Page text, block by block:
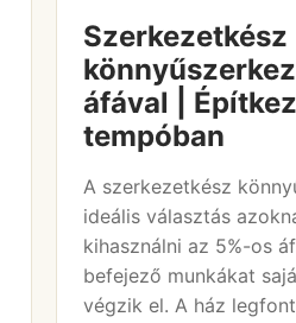
Szerkezetkész
áfával |
tempóban
A szerkezetkész
ideális választás
kihasználni az 5%-os
befejező munkákat
végzik el. A ház